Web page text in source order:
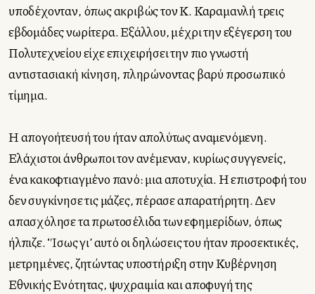
υποδέχονταν, όπως ακριβώς τον Κ. Καραμανλή τρεις
εβδομάδες νωρίτερα. Εξάλλου, μέχρι την εξέγερση του
Πολυτεχνείου είχε επιχειρήσει την πιο γνωστή
αντιστασιακή κίνηση, πληρώνοντας βαρύ προσωπικό
τίμημα.
Η απογοήτευσή του ήταν απολύτως αναμενόμενη.
Ελάχιστοι άνθρωποι τον ανέμεναν, κυρίως συγγενείς,
ένα κακοφτιαγμένο πανό: μια αποτυχία. Η επιστροφή του
δεν συγκίνησε τις μάζες, πέρασε απαρατήρητη. Δεν
απασχόλησε τα πρωτοσέλιδα των εφημερίδων, όπως
ήλπιζε. ‘Ίσως γι’ αυτό οι δηλώσεις του ήταν προσεκτικές,
μετρημένες, ζητώντας υποστήριξη στην Κυβέρνηση
Εθνικής Ενότητας, ψυχραιμία και αποφυγή της